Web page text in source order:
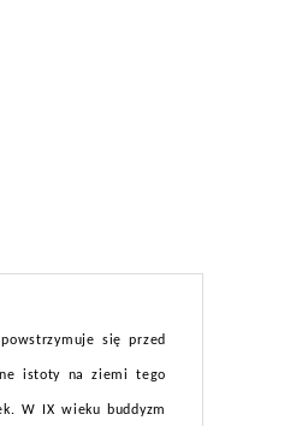
się przed
istoty na ziemi tego
W IX wieku buddyzm